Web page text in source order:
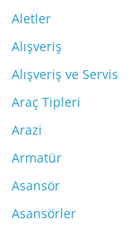
Aletler
Alışveriş
Alışveriş ve Servis
Araç Tipleri
Arazi
Armatür
Asansör
Asansörler